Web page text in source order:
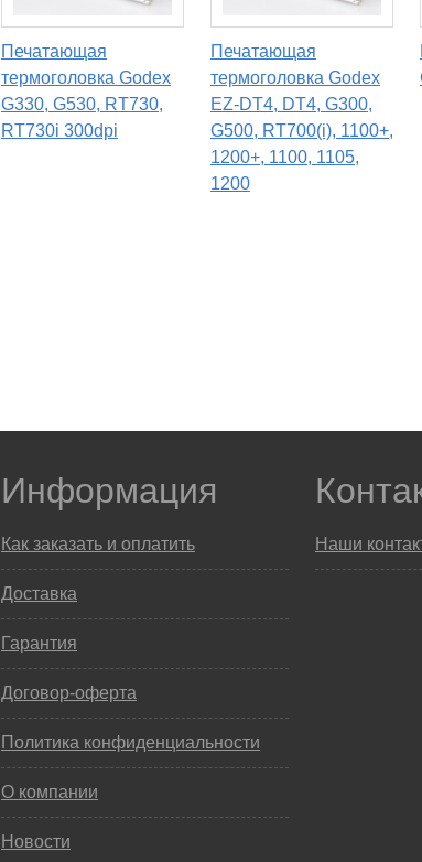
Печатающая
термоголовка Godex
G330, G530, RT730,
RT730i 300dpi
Печатающая
термоголовка Godex
EZ-DT4, DT4, G300,
G500, RT700(i), 1100+,
1200+, 1100, 1105,
1200
Информация
Как заказать и оплатить
Доставка
Гарантия
Договор-оферта
Политика конфиденциальности
О компании
Новости
Наши